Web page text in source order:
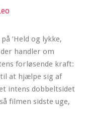
’Held og lykke,
handler om
forløsende kraft:
at hjælpe sig af
intens dobbeltsidet
filmen sidste uge,